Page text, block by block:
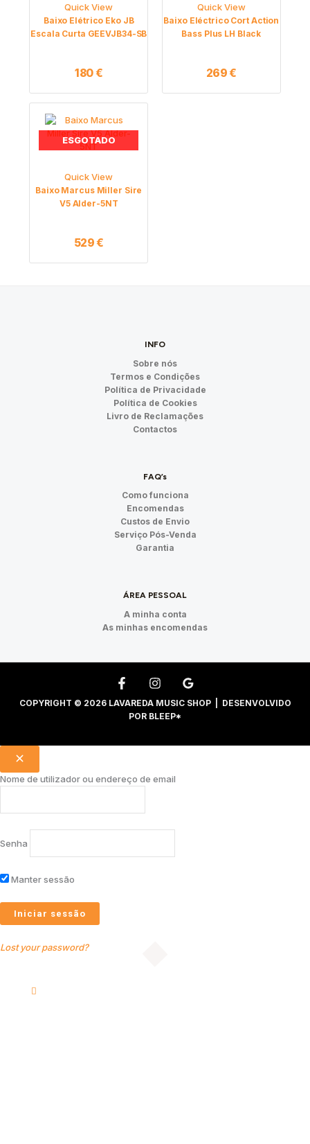
Quick View
Baixo Elétrico Eko JB
Escala Curta GEEVJB34-SB
180€
Quick View
Baixo Eléctrico Cort Action
Bass Plus LH Black
269€
ESGOTADO
Quick View
Baixo Marcus Miller Sire
V5 Alder-5NT
529€
INFO
Sobre nós
Termos e Condições
Política de Privacidade
Política de Cookies
Livro de Reclamações
Contactos
FAQ’s
Como funciona
Encomendas
Custos de Envio
Serviço Pós-Venda
Garantia
ÁREA PESSOAL
A minha conta
As minhas encomendas
COPYRIGHT © 2026 LAVAREDA MUSIC SHOP | DESENVOLVIDO
POR BLEEP*
Nome de utilizador ou endereço de email
Senha
Manter sessão
Lost your password?